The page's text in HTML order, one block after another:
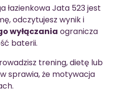
łazienkowa Jata 523 jest
odczytujesz wynik i
wyłączania ogranicza
baterii.
trening, dietę lub
sprawia, że motywacja